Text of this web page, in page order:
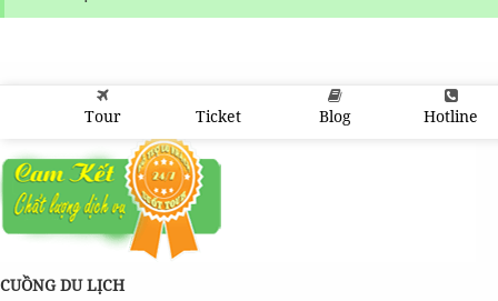
Tour Ticket Blog Hotline
CUỒNG DU LỊCH